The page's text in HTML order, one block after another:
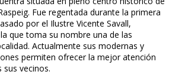
Fue regentada durante la primera
por el Ilustre Vicente Savall,
que toma su nombre una de las
Actualmente sus modernas y
permiten ofrecer la mejor atención
vecinos.